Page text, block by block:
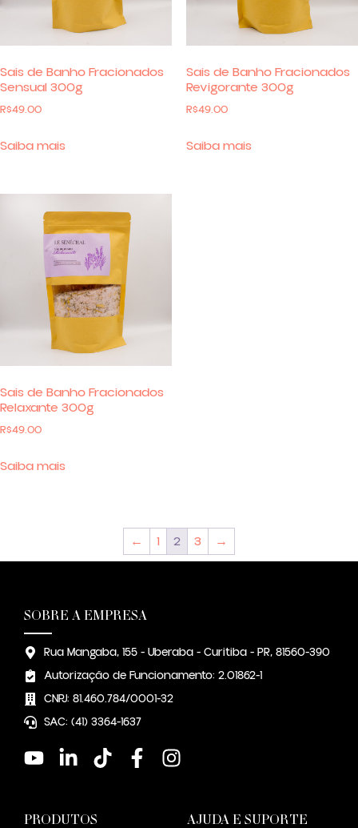
Sais de Banho Fracionados
Sensual 300g
R$49.00
Saiba mais
Sais de Banho Fracionados
Revigorante 300g
R$49.00
Saiba mais
Sais de Banho Fracionados
Relaxante 300g
R$49.00
Saiba mais
← 1 2 3 →
SOBRE A EMPRESA
Rua Mangaba, 155 - Uberaba - Curitiba - PR, 81560-390
Autorização de Funcionamento: 2.01862-1
CNPJ: 81.460.784/0001-32
SAC: (41) 3364-1637
PRODUTOS AJUDA E SUPORTE